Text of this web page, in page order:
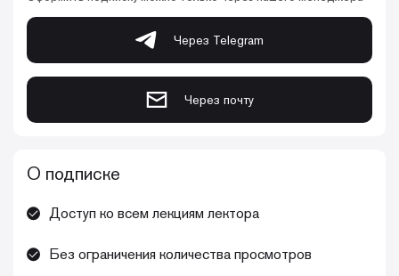
Через Telegram
Через почту
О подписке
Доступ ко всем лекциям лектора
Без ограничения количества просмотров